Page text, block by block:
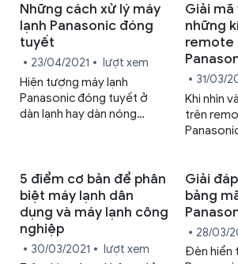
Những cách xử lý máy
lạnh Panasonic đóng
tuyết
23/04/2021
lượt xem
Hiện tượng máy lạnh
Panasonic đóng tuyết ở
dàn lạnh hay dàn nóng
có không ít bối rối. Hãy
cùng Trung Tâm Sửa Chữa
Bảo Hành Panasonic tìm
hiểu nguyên nhân và giải
pháp qua bài viết này nhé!
Giải mã
những
remote
31/03/
Khi nhìn
trên
những kí
Bài viết
tật về ý
hiệu đó
5 điểm cơ bản để phân
biệt máy lạnh dân
dụng và máy lạnh công
nghiệp
30/03/2021
lượt xem
Giải
bảng
28/03/
Đèn hiển